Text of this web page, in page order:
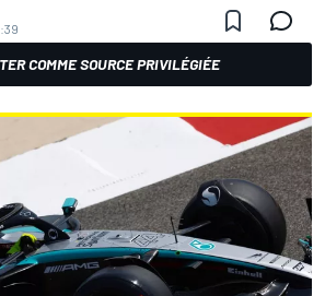
COMME SOURCE PRIVILÉGIÉE